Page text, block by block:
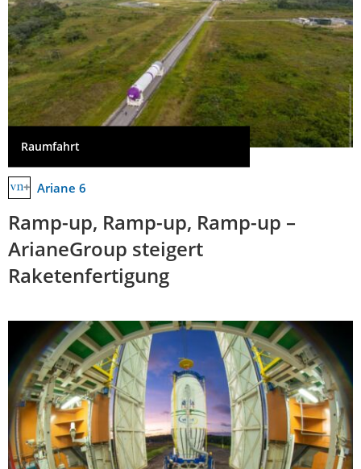
Raumfahrt
Ariane 6
Ramp-up, Ramp-up, Ramp-up –
ArianeGroup steigert
Raketenfertigung